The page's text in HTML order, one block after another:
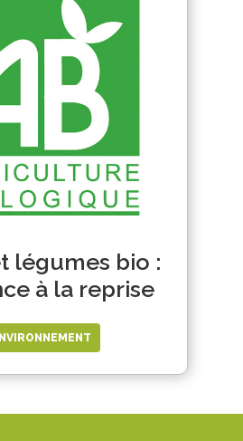
légumes bio :
à la reprise